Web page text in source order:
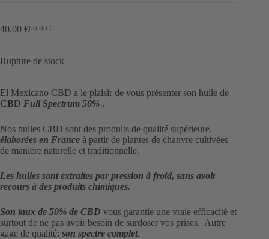
60.00€
Le
était :
40.00 €Le
est :
Rupture de stock
El Mexicano CBD a le plaisir de vous présenter son huile de
CBD Full Spectrum 50% .
Nos huiles CBD sont des produits de qualité supérieure,
élaborées en France à partir de plantes de chanvre cultivées
de manière naturelle et traditionnelle.
Les huiles sont extraites par pression à froid, sans avoir
recours à des produits chimiques.
Son taux de 50% de CBD vous garantie une vraie efficacité et
surtout de ne pas avoir besoin de surdoser vos prises. Autre
gage de qualité: son spectre complet.